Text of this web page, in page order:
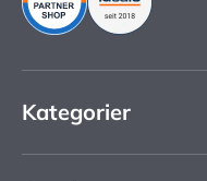
Kategorier